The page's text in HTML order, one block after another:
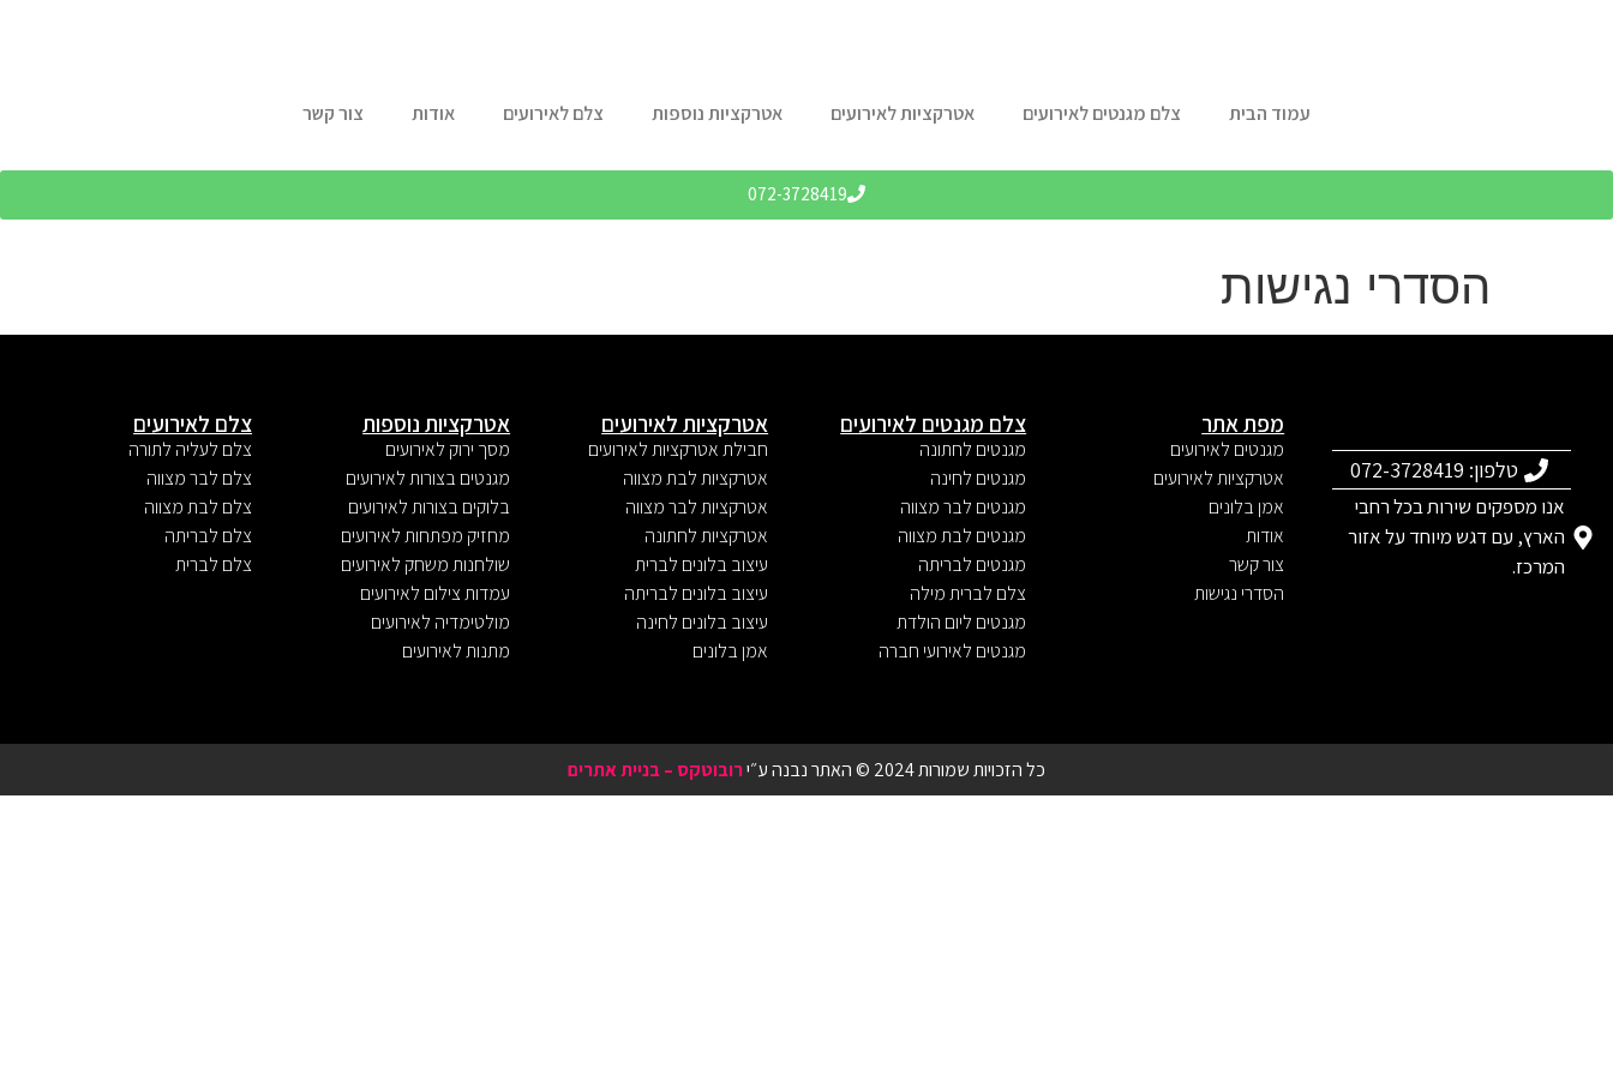
עמוד הבית צלם מגנטים לאירועים אטרקציות לאירועים אטרקציות נוספות צלם לאירועים אודות צור קשר
072-3728419
הסדרי נגישות
טלפון: 072-3728419
אנו מספקים שירות בכל רחבי
הארץ, עם דגש מיוחד על אזור
המרכז.
מפת אתר
מגנטים לאירועים
אטרקציות לאירועים
אמן בלונים
אודות
צור קשר
הסדרי נגישות
צלם מגנטים לאירועים
מגנטים לחתונה
מגנטים לחינה
מגנטים לבר מצווה
מגנטים לבת מצווה
מגנטים לבריתה
צלם לברית מילה
מגנטים ליום הולדת
מגנטים לאירועי חברה
אטרקציות לאירועים
חבילת אטרקציות לאירועים
אטרקציות לבת מצווה
אטרקציות לבר מצווה
אטרקציות לחתונה
עיצוב בלונים לברית
עיצוב בלונים לבריתה
עיצוב בלונים לחינה
אמן בלונים
אטרקציות נוספות
מסך ירוק לאירועים
מגנטים בצורות לאירועים
בלוקים בצורות לאירועים
מחזיק מפתחות לאירועים
שולחנות משחק לאירועים
עמדות צילום לאירועים
מולטימדיה לאירועים
מתנות לאירועים
צלם לאירועים
צלם לעליה לתורה
צלם לבר מצווה
צלם לבת מצווה
צלם לבריתה
צלם לברית
כל הזכויות שמורות 2024 © האתר נבנה ע״י רובוטקס –בניית אתרים